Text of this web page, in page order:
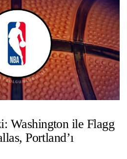
Washington ile Flagg
Portland’ı